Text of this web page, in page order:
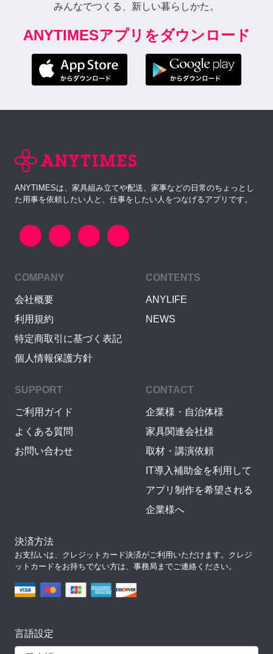
みんなでつくる、新しい暮らしかた。
ANYTIMESアプリをダウンロード
ANYTIMESは、家具組み立てや配送、家事などの日常のちょっとし
た用事を依頼したい人と、仕事をしたい人をつなげるアプリです。
COMPANY
会社概要
利用規約
特定商取引に基づく表記
個人情報保護方針
CONTENTS
ANYLIFE
NEWS
SUPPORT
ご利用ガイド
よくある質問
お問い合わせ
CONTACT
企業様・自治体様
家具関連会社様
取材・講演依頼
IT導入補助金を利用して
アプリ制作を希望される
企業様へ
決済方法
お支払いは、クレジットカード決済がご利用いただけます。クレジ
ットカードをお持ちでない方は、事務局までご連絡ください。
言語設定